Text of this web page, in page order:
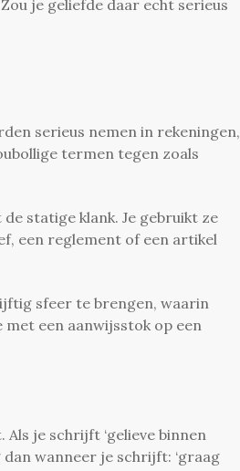
Zou je geliefde daar echt serieus
serieus nemen in rekeningen,
termen tegen zoals
statige klank. Je gebruikt ze
een reglement of een artikel
sfeer te brengen, waarin
een aanwijsstok op een
je schrijft ‘gelieve binnen
wanneer je schrijft: ‘graag